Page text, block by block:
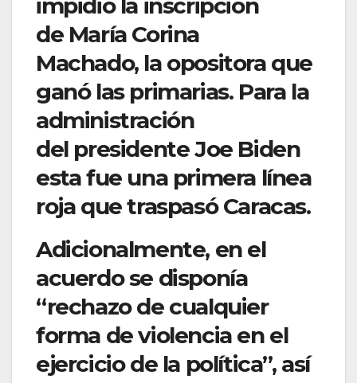
impidió la inscripción
de María Corina
Machado, la opositora que
ganó las primarias. Para la
administración
del presidente Joe Biden
esta fue una primera línea
roja que traspasó Caracas.
Adicionalmente, en el
acuerdo se disponía
“rechazo de cualquier
forma de violencia en el
ejercicio de la política”, así